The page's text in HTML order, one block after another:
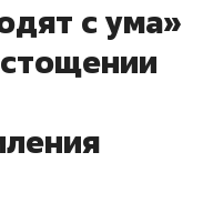
с ума»